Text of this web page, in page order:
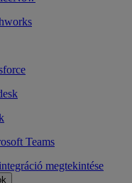
Teams
megtekintése